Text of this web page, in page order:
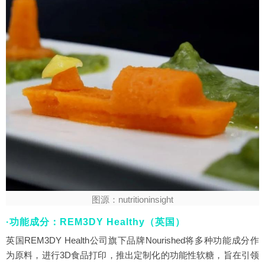
图源：nutritioninsight
·功能成分：REM3DY Healthy（英国）
英国REM3DY Health公司旗下品牌Nourished将多种功能成分作
为原料，进行3D食品打印，推出定制化的功能性软糖，旨在引领